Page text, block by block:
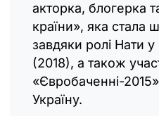
акторка, блогерка
країни», яка стала
завдяки ролі Нати
(2018), а також
«Євробаченні-
Україну.